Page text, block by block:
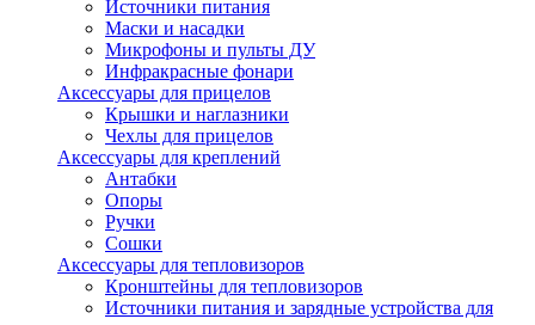
Источники питания
Маски и насадки
Микрофоны и пульты ДУ
Инфракрасные фонари
Аксессуары для прицелов
Крышки и наглазники
Чехлы для прицелов
Аксессуары для креплений
Антабки
Опоры
Ручки
Сошки
Аксессуары для тепловизоров
Кронштейны для тепловизоров
Источники питания и зарядные устройства для